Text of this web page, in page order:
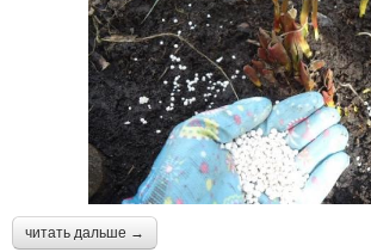
читать дальше →